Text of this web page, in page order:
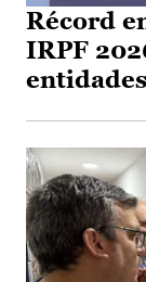
Récord
IRPF